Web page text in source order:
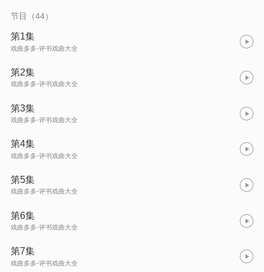
节目（44）
第1集
戏曲多多-评书戏曲大全
第2集
戏曲多多-评书戏曲大全
第3集
戏曲多多-评书戏曲大全
第4集
戏曲多多-评书戏曲大全
第5集
戏曲多多-评书戏曲大全
第6集
戏曲多多-评书戏曲大全
第7集
戏曲多多-评书戏曲大全